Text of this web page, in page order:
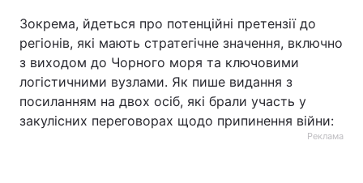
Зокрема, йдеться про потенційні претензії до
регіонів, які мають стратегічне значення, включно
з виходом до Чорного моря та ключовими
логістичними вузлами. Як пише видання з
посиланням на двох осіб, які брали участь у
закулісних переговорах щодо припинення війни:
Реклама